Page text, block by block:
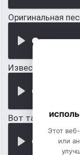
Оригинальная
Известная
Вот так падает
Этот
или